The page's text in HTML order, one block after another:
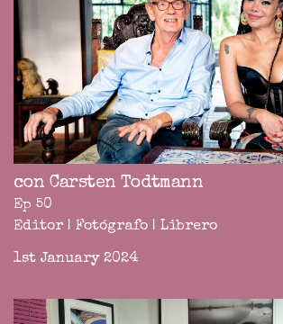
con Carsten Todtmann
Ep 50
Editor | Fotógrafo | Librero
1st January 2024